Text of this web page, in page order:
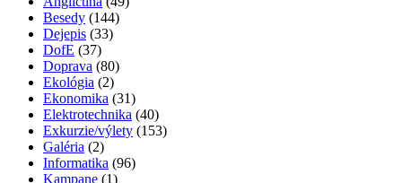
Besedy (144)
Dejepis (33)
DofE (37)
Doprava (80)
Ekológia (2)
Ekonomika (31)
Elektrotechnika (40)
Exkurzie/výlety (153)
Galéria (2)
Informatika (96)
Kampane (1)